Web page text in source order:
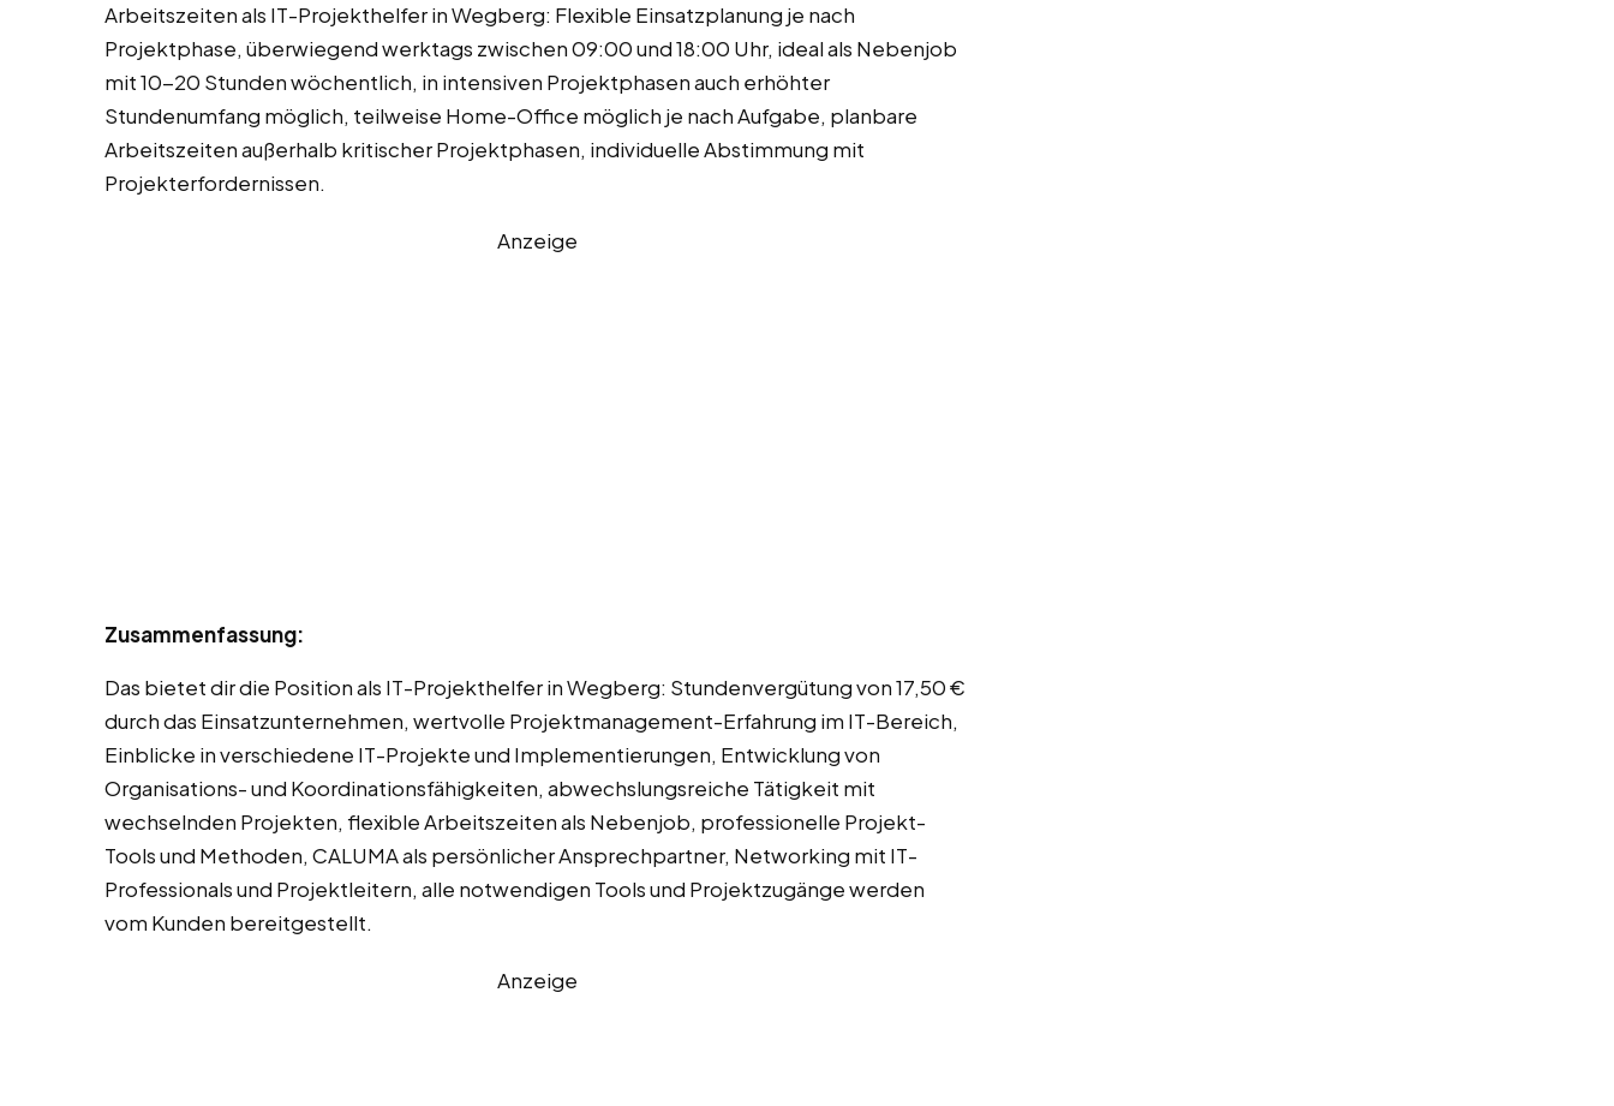
Arbeitszeiten als IT-Projekthelfer in Wegberg: Flexible Einsatzplanung je nach
Projektphase, überwiegend werktags zwischen 09:00 und 18:00 Uhr, ideal als Nebenjob
mit 10-20 Stunden wöchentlich, in intensiven Projektphasen auch erhöhter
Stundenumfang möglich, teilweise Home-Office möglich je nach Aufgabe, planbare
Arbeitszeiten außerhalb kritischer Projektphasen, individuelle Abstimmung mit
Projekterfordernissen.
Anzeige
Zusammenfassung:
Das bietet dir die Position als IT-Projekthelfer in Wegberg: Stundenvergütung von 17,50 €
durch das Einsatzunternehmen, wertvolle Projektmanagement-Erfahrung im IT-Bereich,
Einblicke in verschiedene IT-Projekte und Implementierungen, Entwicklung von
Organisations- und Koordinationsfähigkeiten, abwechslungsreiche Tätigkeit mit
wechselnden Projekten, flexible Arbeitszeiten als Nebenjob, professionelle Projekt-
Tools und Methoden, CALUMA als persönlicher Ansprechpartner, Networking mit IT-
Professionals und Projektleitern, alle notwendigen Tools und Projektzugänge werden
vom Kunden bereitgestellt.
Anzeige